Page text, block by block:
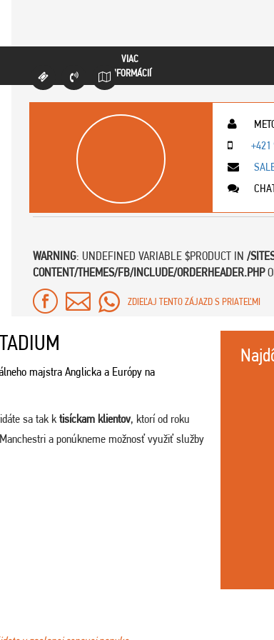
VIAC
INFORMÁCIÍ
+421
WARNING: UNDEFINED VARIABLE $PRODUCT IN /
CONTENT/THEMES/FB/INCLUDE/ORDERHEADER.PHP
ZDIEĽAJ TENTO ZÁJAZD S PRIATEĽMI
majstra Anglicka a Európy na
sa tak ktisíckam klientov, ktorí od roku
a ponúkneme možnosť využiť služby